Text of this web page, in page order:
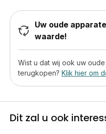
Uw oude
waarde!
Wist u dat wij ook uw
terugkopen? Klik hier om
Dit zal u ook